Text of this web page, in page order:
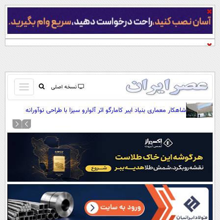
نسخه اصلی
باز
و
کردن
صفحه اول
نظرسنجی
آب و هوا
اوقات شرعی
سواد زندگی
شاهکار معماری بنیاد ایبر کامارگو اثر آلوارو سیزا با طراحی نوآورانه